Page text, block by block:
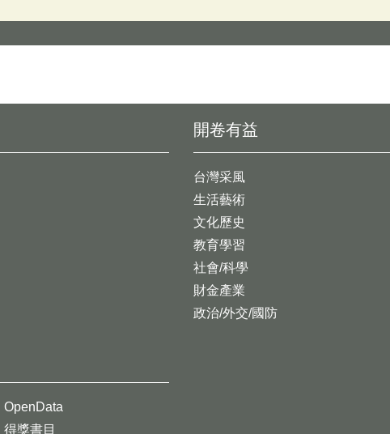
開卷有益
台灣采風
生活藝術
文化歷史
教育學習
社會/科學
財金產業
政治/外交/國防
OpenData
得獎書目